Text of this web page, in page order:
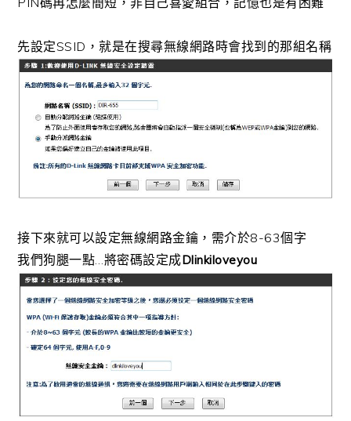
先設定SSID，就是在搜尋無線網路時會找到的那組名稱
接下來就可以設定無線網路金鑰，需介於8-63個字
我們狗腿一點…將密碼設定成Dlinkiloveyou